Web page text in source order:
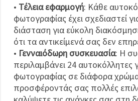
• Τέλεια εφαρμογή: Κάθε
φωτογραφίας έχει σχεδιαστεί
διάσταση για εύκολη
ότι τα αντικείμενά σας δεν
• Γενναιόδωρη συσκευασία: Η
περιλαμβάνει 24 αυτοκόλλητες
φωτογραφίας σε διάφορα
προσφέροντάς σας πολλές